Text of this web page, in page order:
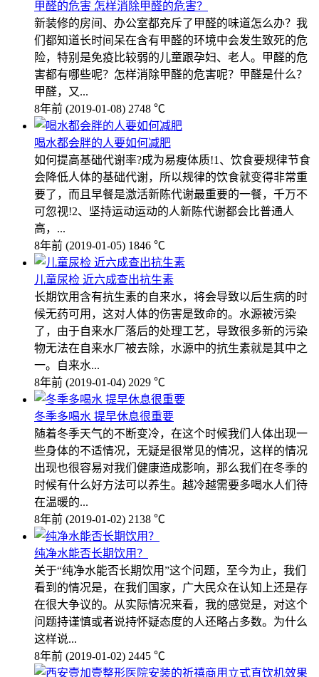
甲醛的危害 怎样消除甲醛的危害？
新装修的房间、办公室都充斥了甲醛的味道怎么办？我
们都知道长时间呆在含有甲醛的环境中会发生致死的危
险，特别是免疫比较弱的儿童跟孕妇、老人。甲醛的危
害都有哪些呢？怎样消除甲醛的危害呢？甲醛是什么？
甲醛，又...
8年前 (2019-01-08) 2748 ℃
喝水都会胖的人要如何减肥
如何提高基础代谢率?成为易瘦体质!1、饮食要规律节食
会降低人体的基础代谢，所以规律的饮食就变得非常重
要了，而且早餐是激活新陈代谢最重要的一餐，千万不
可忽视!2、坚持运动运动的人新陈代谢都会比普通人
高，...
8年前 (2019-01-05) 1846 ℃
儿童尿检 近六成查出抗生素
长期饮用含有抗生素的自来水，将会导致以后生病的时
候无药可用，这对人体的伤害是致命的。水源被污染
了，由于自来水厂落后的处理工艺，导致很多新的污染
物无法在自来水厂被去除，水源中的抗生素就是其中之
一。自来水...
8年前 (2019-01-04) 2029 ℃
冬季多喝水 提早休息很重要
随着冬季天气的不断变冷，在这个时候我们人体出现一
些身体的不适情况，无疑是很常见的情况，这样的情况
出现也很容易对我们健康造成影响，那么我们在冬季的
时候有什么好方法可以养生。越冷越需要多喝水人们待
在温暖的...
8年前 (2019-01-02) 2138 ℃
纯净水能否长期饮用？
关于“纯净水能否长期饮用”这个问题，至今为止，我们
看到的情况是，在我们国家，广大民众在认知上还是存
在很大争议的。从实际情况来看，我的感觉是，对这个
问题持谨慎或者说持怀疑态度的人还略占多数。为什么
这样说...
8年前 (2019-01-02) 2445 ℃